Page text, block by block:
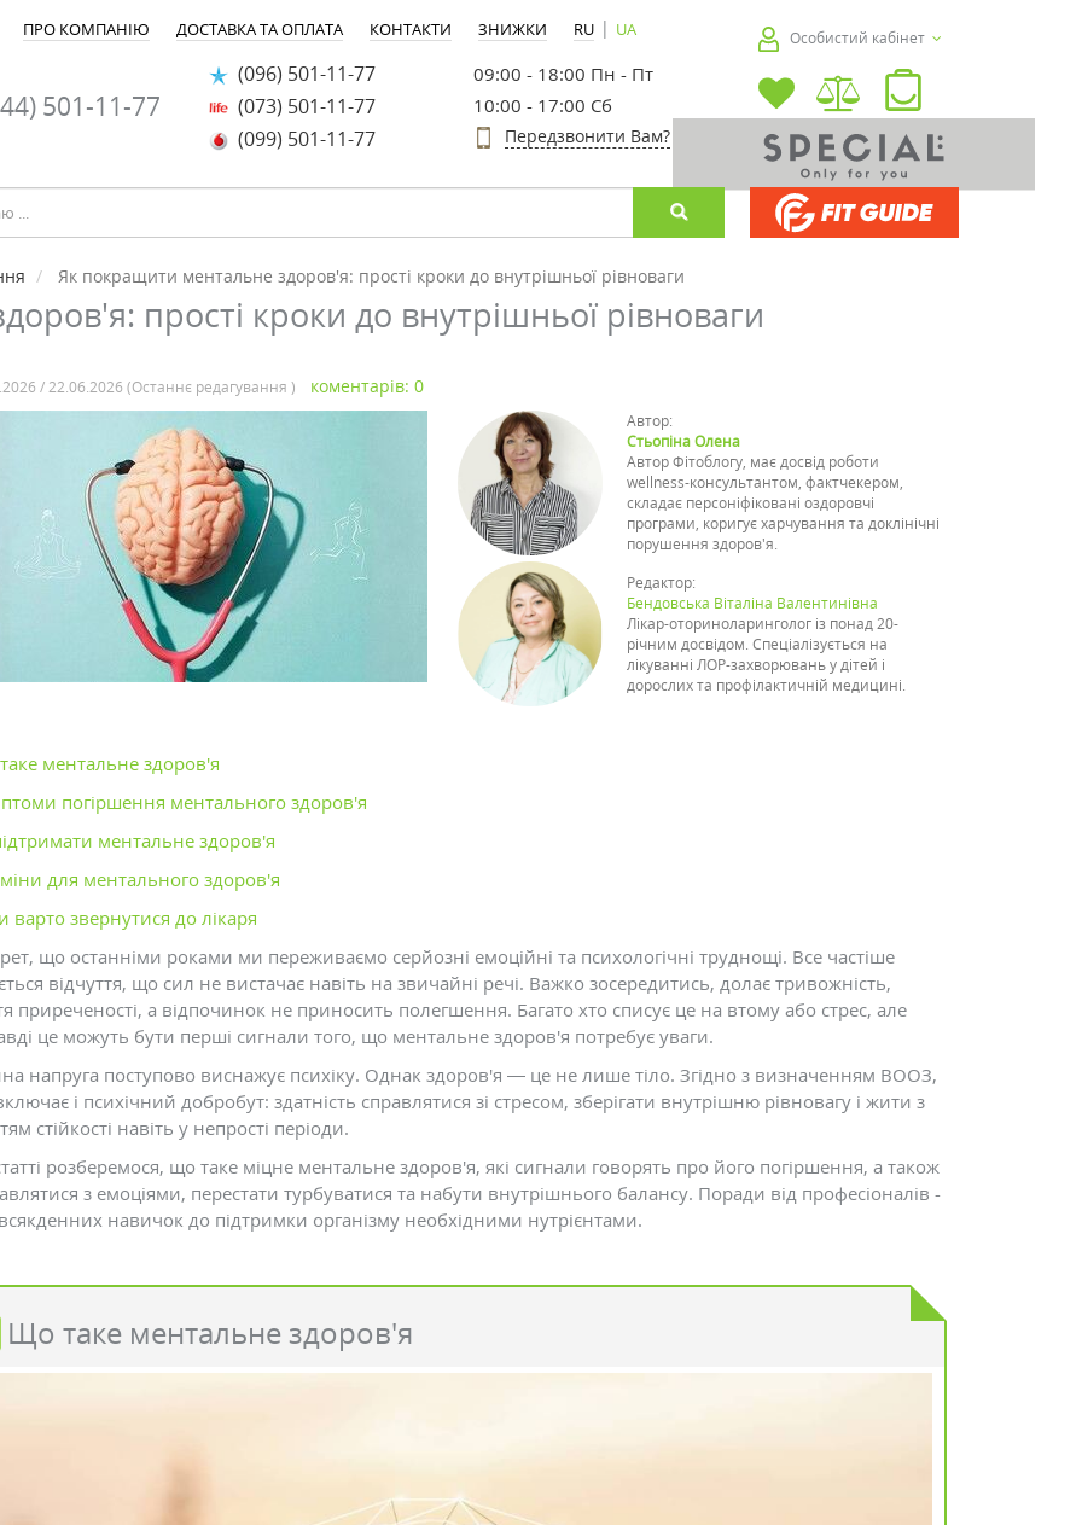
ПРО КОМПАНІЮ ДОСТАВКА ТА ОПЛАТА КОНТАКТИ ЗНИЖКИ RU | UA
501-11-77
(096) 501-11-77
(073) 501-11-77
(099) 501-11-77
09:00 - 18:00 Пн - Пт
10:00 - 17:00 Сб
Передзвонити Вам?
Особистий кабінет
Як покращити ментальне здоров'я: прості кроки до внутрішньої рівноваги
прості кроки до внутрішньої рівноваги
/ 22.06.2026 (Останнє редагування ) коментарів: 0
Автор:
Стьопіна Олена
Автор Фітоблогу, має досвід роботи
wellness-консультантом, фактчекером,
складає персоніфіковані оздоровчі
програми, коригує харчування та доклінічні
порушення здоров'я.
Редактор:
Бендовська Віталіна Валентинівна
Лікар-оториноларинголог із понад 20-
річним досвідом. Спеціалізується на
лікуванні ЛОР-захворювань у дітей і
дорослих та профілактичній медицині.
ментальне здоров'я
погіршення ментального здоров'я
ментальне здоров'я
для ментального здоров'я
варто звернутися до лікаря
що останніми роками ми переживаємо серйозні емоційні та психологічні труднощі. Все частіше
відчуття, що сил не вистачає навіть на звичайні речі. Важко зосередитись, долає тривожність,
приреченості, а відпочинок не приносить полегшення. Багато хто списує це на втому або стрес, але
це можуть бути перші сигнали того, що ментальне здоров'я потребує уваги.
напруга поступово виснажує психіку. Однак здоров'я — це не лише тіло. Згідно з визначенням ВООЗ,
і психічний добробут: здатність справлятися зі стресом, зберігати внутрішню рівновагу і жити з
стійкості навіть у непрості періоди.
розберемося, що таке міцне ментальне здоров'я, які сигнали говорять про його погіршення, а також
з емоціями, перестати турбуватися та набути внутрішнього балансу. Поради від професіоналів -
навичок до підтримки організму необхідними нутрієнтами.
Що таке ментальне здоров'я